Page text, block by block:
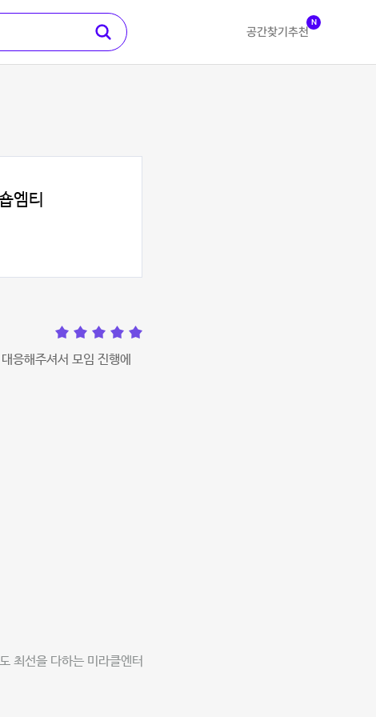
공간찾기 추천
N
엠티
응해주셔서 모임 진행에
최선을 다하는 미라클엔터